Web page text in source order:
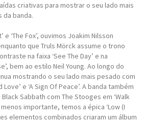
criativas para mostrar o seu lado mais
da banda.
e ‘The Fox’, ouvimos Joakim Nilsson
que Truls Mörck assume o trono
na faixa ‘See The Day’ e na
bem ao estilo Neil Young. Ao longo do
mostrando o seu lado mais pesado com
Love’ e ‘A Sign Of Peace’. A banda também
Sabbath com The Stooges em ‘Walk
importante, temos a épica ‘Low (I
elementos combinados criaram um álbum